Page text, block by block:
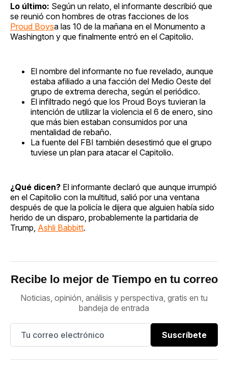
Lo último: Según un relato, el informante describió que
se reunió con hombres de otras facciones de los
Proud Boysa las 10 de la mañana en el Monumento a
Washington y que finalmente entró en el Capitolio.
El nombre del informante no fue revelado, aunque
estaba afiliado a una facción del Medio Oeste del
grupo de extrema derecha, según el periódico.
El infiltrado negó que los Proud Boys tuvieran la
intención de utilizar la violencia el 6 de enero, sino
que más bien estaban consumidos por una
mentalidad de rebaño.
La fuente del FBI también desestimó que el grupo
tuviese un plan para atacar el Capitolio.
¿Qué dicen? El informante declaró que aunque irrumpió
en el Capitolio con la multitud, salió por una ventana
después de que la policía le dijera que alguien había sido
herido de un disparo, probablemente la partidaria de
Trump, Ashli Babbitt.
Recibe lo mejor de Tiempo en tu correo
Noticias, opinión, análisis y perspectiva, gratis en tu
bandeja de entrada
Suscríbete